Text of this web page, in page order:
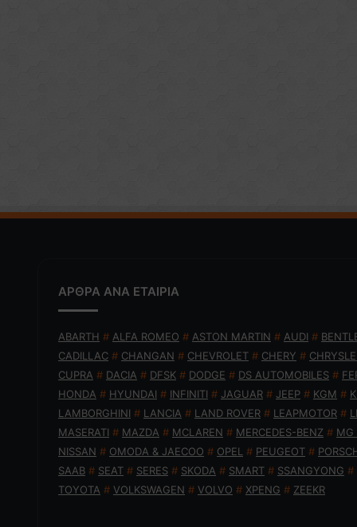
ΑΡΘΡΑ ΑΝΑ ΕΤΑΙΡΙΑ
ABARTH # ALFA ROMEO # ASTON MARTIN # AUDI #
CADILLAC # CHANGAN # CHEVROLET # CHERY #
CUPRA # DACIA # DFSK # DODGE # DS AUTOMOBILES #
HONDA # HYUNDAI # INFINITI # JAGUAR # JEEP # KGM #
LAMBORGHINI # LANCIA # LAND ROVER # LEAPMOTOR #
MASERATI # MAZDA # MCLAREN # MERCEDES-BENZ # MG
NISSAN # OMODA & JAECOO # OPEL # PEUGEOT #
SAAB # SEAT # SERES # SKODA # SMART # SSANGYONG #
TOYOTA # VOLKSWAGEN # VOLVO # XPENG # ZEEKR